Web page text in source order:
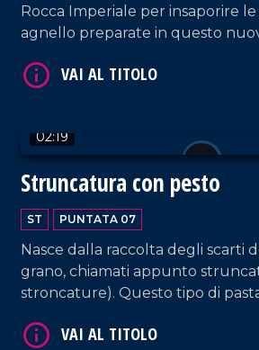
Rocca Imperiale per insaporire
agnello preparate in questo
02:19
Struncatura con pesto
ST PUNTATA 07
Nasce dalla raccolta degli scarti
grano, chiamati appunto
stroncature). Questo tipo di
Hedò trasforma oggi in uno
VAI AL TITOLO
VAI AL TITOLO